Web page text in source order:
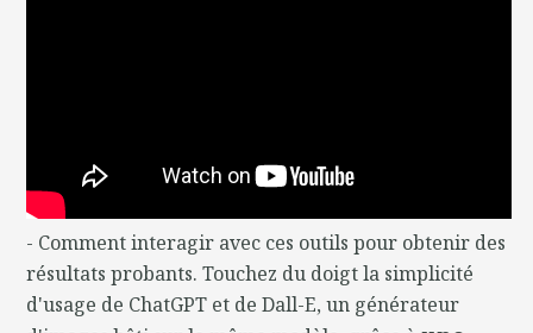
- Comment interagir avec ces outils pour obtenir des
résultats probants. Touchez du doigt la simplicité
d'usage de ChatGPT et de Dall-E, un générateur